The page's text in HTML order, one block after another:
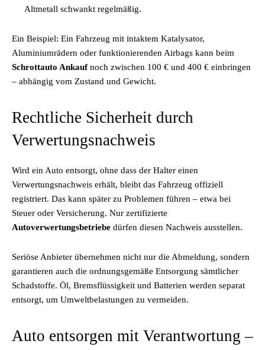
Altmetall schwankt regelmäßig.
Ein Beispiel: Ein Fahrzeug mit intaktem Katalysator,
Aluminiumrädern oder funktionierenden Airbags kann beim
Schrottauto Ankaufnoch zwischen 100 € und 400 € einbringen
– abhängig vom Zustand und Gewicht.
Rechtliche Sicherheit durch
Verwertungsnachweis
Wird ein Auto entsorgt, ohne dass der Halter einen
Verwertungsnachweis erhält, bleibt das Fahrzeug offiziell
registriert. Das kann später zu Problemen führen – etwa bei
Steuer oder Versicherung. Nur zertifizierte
Autoverwertungsbetriebe dürfen diesen Nachweis ausstellen.
Seriöse Anbieter übernehmen nicht nur die Abmeldung, sondern
garantieren auch die ordnungsgemäße Entsorgung sämtlicher
Schadstoffe. Öl, Bremsflüssigkeit und Batterien werden separat
entsorgt, um Umweltbelastungen zu vermeiden.
Auto entsorgen mit Verantwortung –